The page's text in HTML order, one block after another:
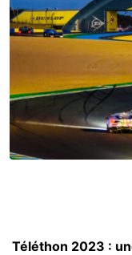
Téléthon 2023 :